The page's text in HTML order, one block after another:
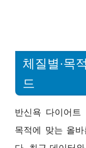
체질별·목
드
반신욕 다이어
목적에 맞는 올